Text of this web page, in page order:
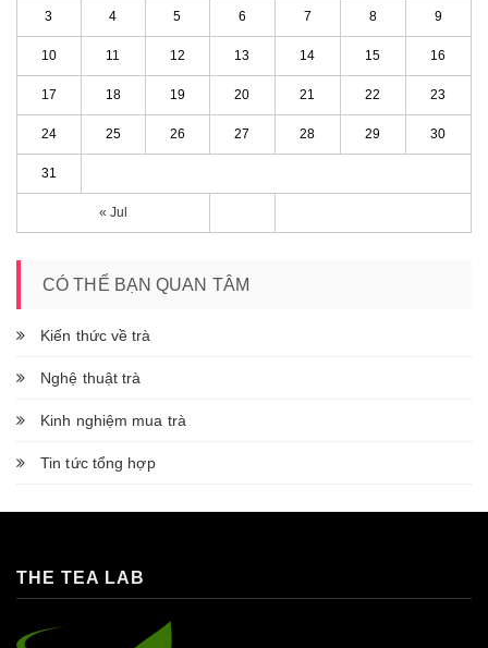
« Jul
3 4 5 6 7 8 9
10 11 12 13 14 15 16
17 18 19 20 21 22 23
24 25 26 27 28 29 30
31
CÓ THỂ BẠN QUAN TÂM
Kiến thức về trà
Nghệ thuật trà
Kinh nghiệm mua trà
Tin tức tổng hợp
THE TEA LAB